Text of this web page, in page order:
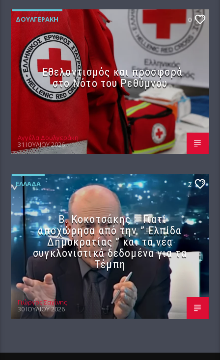
ΔΟΥΛΓΕΡΆΚΗ 0
Εθελοντισμός και προσφορά
στο Νότο του Ρεθύμνου
Αγγέλα Δουλγεράκη
31 ΙΟΥΛΊΟΥ 2026
ΕΛΛΆΔΑ 2
Β. Κοκοτσάκης : Γιατί
αποχώρησα από την ” Ελπίδα
Δημοκρατίας ” και τα νέα
συγκλονιστικά δεδομένα για τα
Τέμπη
Γιώργος Σαχίνης
30 ΙΟΥΛΊΟΥ 2026